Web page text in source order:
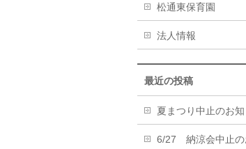
松通東保育園
法人情報
最近の投稿
夏まつり中止のお
6/27 納涼会中止の